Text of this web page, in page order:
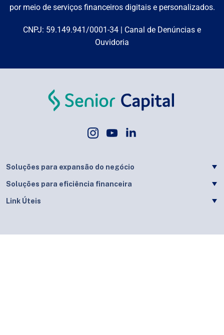
por meio de serviços financeiros digitais e personalizados.
CNPJ: 59.149.941/0001-34 | Canal de Denúncias e
Ouvidoria
Soluções para expansão do negócio
Soluções para eficiência financeira
Link Úteis